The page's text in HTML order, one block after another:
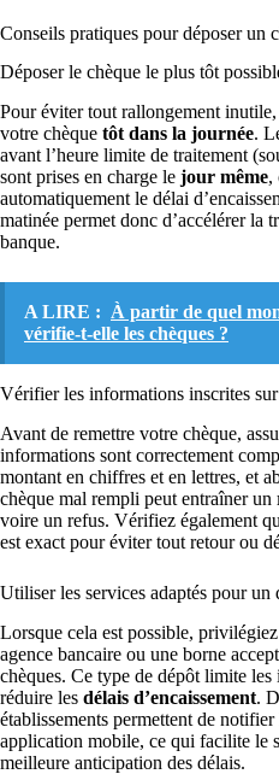
Conseils pratiques pour déposer un
Déposer le chèque le plus tôt
Pour éviter tout rallongement
votre chèque tôt dans la journée.
avant l’heure limite de traitement
sont prises en charge le jour même,
automatiquement le délai
matinée permet donc d’accélérer la
banque.
A LIRE : À partir de quel
vérifie-t-elle les chèques ?
Vérifier les informations inscrites
Avant de remettre votre chèque,
informations sont correctement
montant en chiffres et en lettres, et
chèque mal rempli peut entraîner un
voire un refus. Vérifiez également
est exact pour éviter tout retour ou
Utiliser les services adaptés pour un
Lorsque cela est possible,
agence bancaire ou une borne
chèques. Ce type de dépôt limite les
réduire les délais d’encaissement.
établissements permettent de
application mobile, ce qui facilite le
meilleure anticipation des délais.